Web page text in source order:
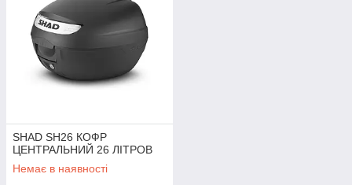
SHAD SH26 КОФР
ЦЕНТРАЛЬНИЙ 26 ЛІТРОВ
Немає в наявності